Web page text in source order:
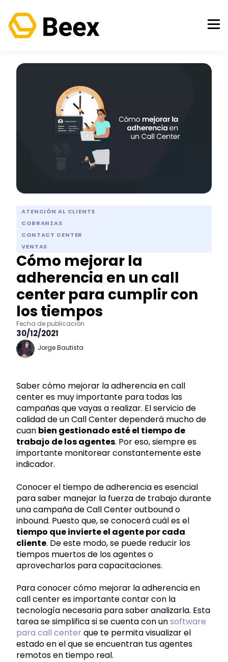
ATENCIÓN AL CLIENTE
COBRANZAS
CONTACT CENTER
VENTAS
Cómo mejorar la
adherencia en un call
center para cumplir con
los tiempos
Fecha de publicación
30/12/2021
Jorge Bautista
Saber cómo mejorar la adherencia en call
center es muy importante para todas las
campañas que vayas a realizar. El servicio de
calidad de un Call Center dependerá mucho de
cuan bien gestionado esté el tiempo de
trabajo de los agentes. Por eso, siempre es
importante monitorear constantemente este
indicador.
Conocer el tiempo de adherencia es esencial
para saber manejar la fuerza de trabajo durante
una campaña de Call Center outbound o
inbound. Puesto que, se conocerá cuál es el
tiempo que invierte el agente por cada
cliente. De este modo, se puede reducir los
tiempos muertos de los agentes o
aprovecharlos para capacitaciones.
Para conocer cómo mejorar la adherencia en
call center es importante contar con la
tecnología necesaria para saber analizarla. Esta
tarea se simplifica si se cuenta con unsoftware
para call center que te permita visualizar el
estado en el que se encuentran tus agentes
remotos en tiempo real.